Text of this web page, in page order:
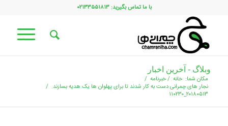
با ما تماس بگیرید: ۰۲۱۳۳۵۵۱۸۱۳
وبلاگ - آخرین اخبار
مکان شما: خانه /خبرنامه /
نجار های چمرانی دست به کار شدند تا برای پهلوان ها یک هدیه بسازند. /
۲۰۱۸۰۵۱۳_۱۱۰۲۳۰